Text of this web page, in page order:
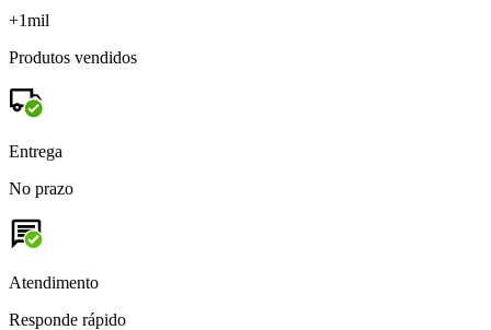
+1mil
Produtos vendidos
Entrega
No prazo
Atendimento
Responde rápido